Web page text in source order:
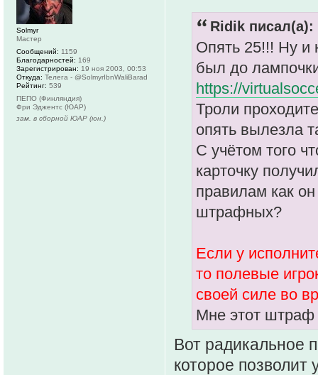
Ridik писал(а):
Опять 25!!! Ну и
был до
https://
Троли
опять вылезла
С учётом того
карточку
правилам как
штрафных?
Если у
то полевые
своей силе во
Мне этот штраф
Вот радикальное
которое
Solmyr
Мастер
Сообщений: 1159
Благодарностей: 169
Зарегистрирован: 19 ноя 2003, 00:53
Откуда: Телега - @SolmyrIbnWaliBarad
Рейтинг: 539
ПЕПО (Финляндия)
Фри Эджентс (ЮАР)
зам. в сборной ЮАР (юн.)